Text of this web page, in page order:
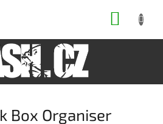
Box Organiser